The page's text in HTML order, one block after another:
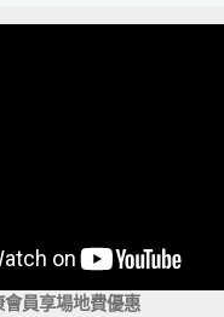
員享場地費優惠